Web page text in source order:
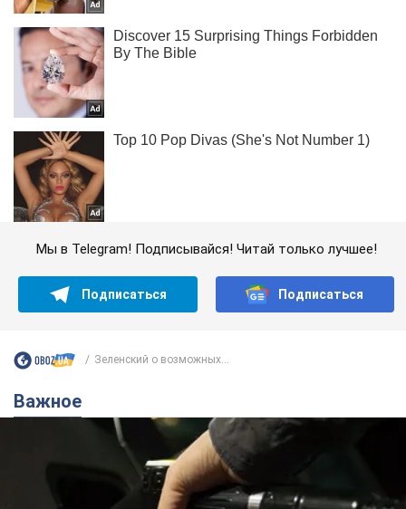
Мы в Telegram! Подписывайся! Читай только лучшее!
Подписаться Подписаться
Зеленский о возможных...
Важное